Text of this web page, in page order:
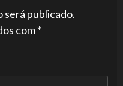
será publicado.
com*